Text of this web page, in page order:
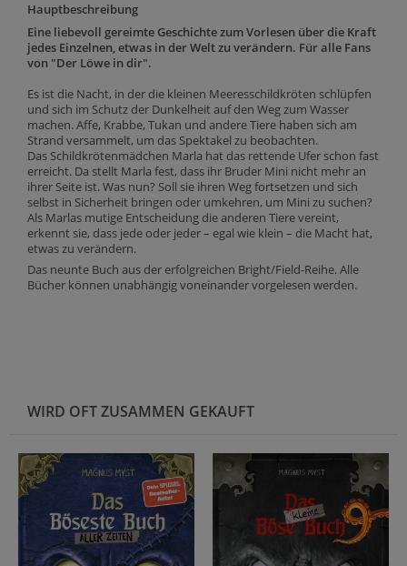
Hauptbeschreibung
Eine liebevoll gereimte Geschichte zum Vorlesen über die Kraft
jedes Einzelnen, etwas in der Welt zu verändern. Für alle Fans
von "Der Löwe in dir".
Es ist die Nacht, in der die kleinen Meeresschildkröten schlüpfen
und sich im Schutz der Dunkelheit auf den Weg zum Wasser
machen. Affe, Krabbe, Tukan und andere Tiere haben sich am
Strand versammelt, um das Spektakel zu beobachten.
Das Schildkrötenmädchen Marla hat das rettende Ufer schon fast
erreicht. Da stellt Marla fest, dass ihr Bruder Mini nicht mehr an
ihrer Seite ist. Was nun? Soll sie ihren Weg fortsetzen und sich
selbst in Sicherheit bringen oder umkehren, um Mini zu suchen?
Als Marlas mutige Entscheidung die anderen Tiere vereint,
erkennt sie, dass jede oder jeder – egal wie klein – die Macht hat,
etwas zu verändern.
Das neunte Buch aus der erfolgreichen Bright/Field-Reihe. Alle
Bücher können unabhängig voneinander vorgelesen werden.
WIRD OFT ZUSAMMEN GEKAUFT